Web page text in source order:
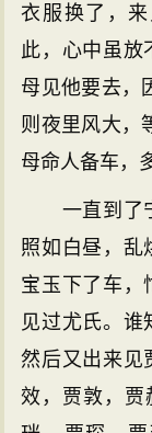
衣服换了，
此，心中虽放
母见他要去，
则夜里风大，
母命人备车，
一直到了宁
照如白昼，乱
宝玉下了车，
见过尤氏。谁
然后又出来见
效，贾敦，贾